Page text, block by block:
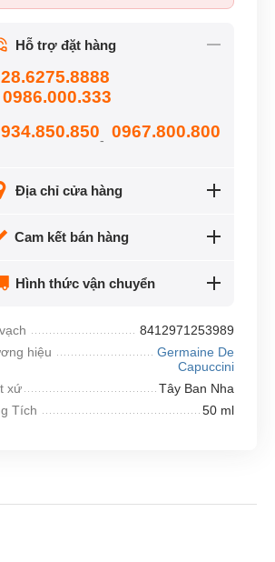
Hỗ trợ đặt hàng
0986.000.333
- 0967.800.800
Địa chỉ cửa hàng
Cam kết bán hàng
Hình thức vận chuyển
8412971253989
hiệu
Germaine De
Capuccini
xứ
Tây Ban Nha
Tích
50 ml